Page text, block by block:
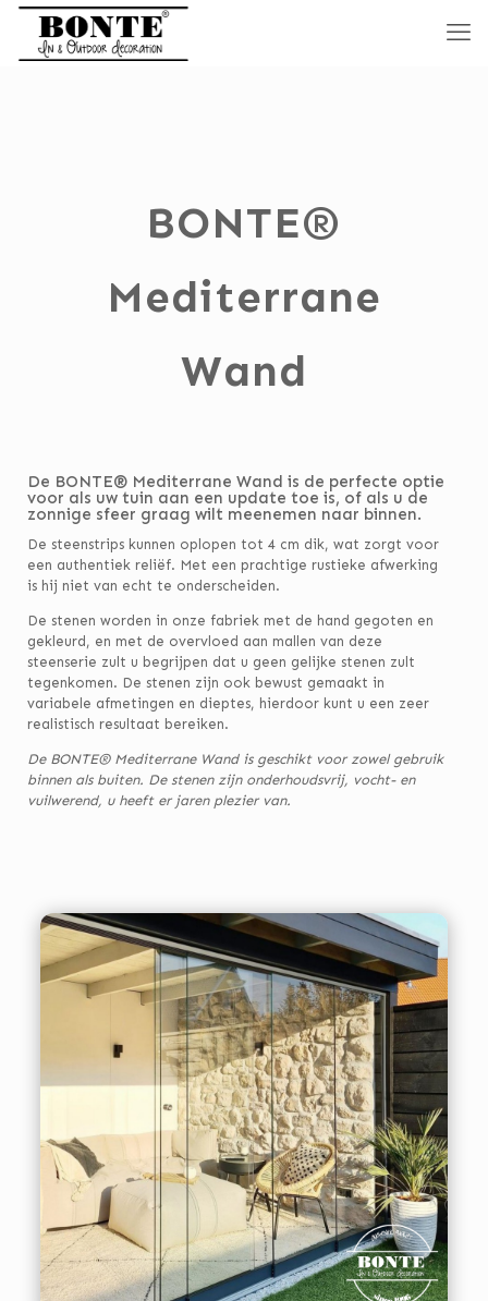
BONTE®
Mediterrane
Wand
De BONTE®Mediterrane Wand is de perfecte optie
voor als uw tuin aan een update toe is, of als u de
zonnige sfeer graag wilt meenemen naar binnen.
De steenstrips kunnen oplopen tot 4 cm dik, wat zorgt voor
een authentiek reliëf. Met een prachtige rustieke afwerking
is hij niet van echt te onderscheiden.
De stenen worden in onze fabriek met de hand gegoten en
gekleurd, en met de overvloed aan mallen van deze
steenserie zult u begrijpen dat u geen gelijke stenen zult
tegenkomen. De stenen zijn ook bewust gemaakt in
variabele afmetingen en dieptes, hierdoor kunt u een zeer
realistisch resultaat bereiken.
De BONTE® Mediterrane Wand is geschikt voor zowel gebruik
binnen als buiten. De stenen zijn onderhoudsvrij, vocht- en
vuilwerend, u heeft er jaren plezier van.